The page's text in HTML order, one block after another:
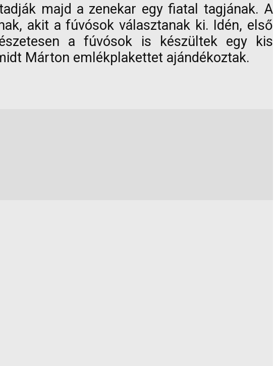
majd a zenekar egy fiatal tagjának. A
akit a fúvósok választanak ki. Idén, első
a fúvósok is készültek egy kis
Márton emlékplakettet ajándékoztak.